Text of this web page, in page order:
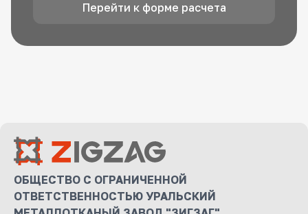
Перейти к форме расчета
ОБЩЕСТВО С ОГРАНИЧЕННОЙ
ОТВЕТСТВЕННОСТЬЮ УРАЛЬСКИЙ